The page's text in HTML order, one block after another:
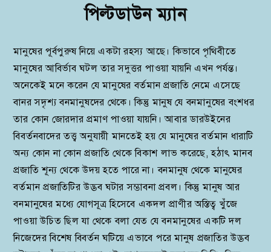
পিল্টডাউন ম্যান
মানুষের পূর্বপুরুষ নিয়ে একটা রহস্য আছে। কিভাবে পৃথিবীতে
মানুষের আবির্ভাব ঘটল তার সদুত্তর পাওয়া যায়নি এখন পর্যন্ত।
অনেকেই মনে করেন যে মানুষের বর্তমান প্রজাতি নেমে এসেছে
বানর সদৃশ্য বনমানুষদের থেকে। কিন্তু মানুষ যে বনমানুষের বংশধর
তার কোন জোরদার প্রমাণ পাওয়া যায়নি। আবার ডারউইনের
বিবর্তনবাদের তত্ত্ব অনুযায়ী মানতেই হয় যে মানুষের বর্তমান ধারাটি
অন্য কোন না কোন প্রজাতি থেকে বিকাশ লাভ করেছে, হঠাৎ মানব
প্রজাতি শূন্য থেকে উদয় হতে পারে না। বনমানুষ থেকে মানুষের
বর্তমান প্রজাতিটির উদ্ভব ঘটার সম্ভাবনা প্রবল। কিন্তু মানুষ আর
বনমানুষের মধ্যে যোগসূত্র হিসেবে একদল প্রাণীর অস্তিত্ব খুঁজে
পাওয়া উচিত ছিল যা থেকে বলা যেত যে বনমানুষের একটি দল
নিজেদের বিশেষ বিবর্তন ঘটিয়ে এভাবে পরে মানুষ প্রজাতির উদ্ভব